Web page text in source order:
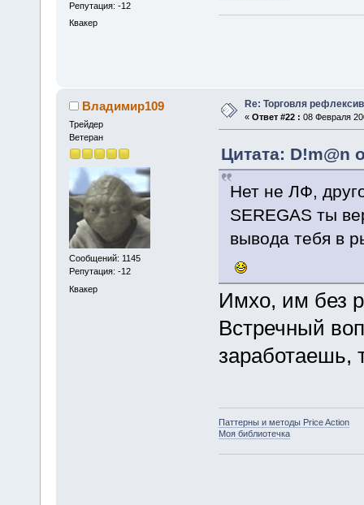
Репутация: -12
Квакер
Владимир109
Трейдер
Ветеран
Сообщений: 1145
Репутация: -12
Квакер
Re: Торговля
« Ответ #22 : 08 Февраля
Цитата: D!m@n
Нет не ЛФ,
SEREGAS ты
вывода тебя в
Имхо, им без
Встречный
заработаешь,
Паттерны и методы Price Action
Моя библиотечка